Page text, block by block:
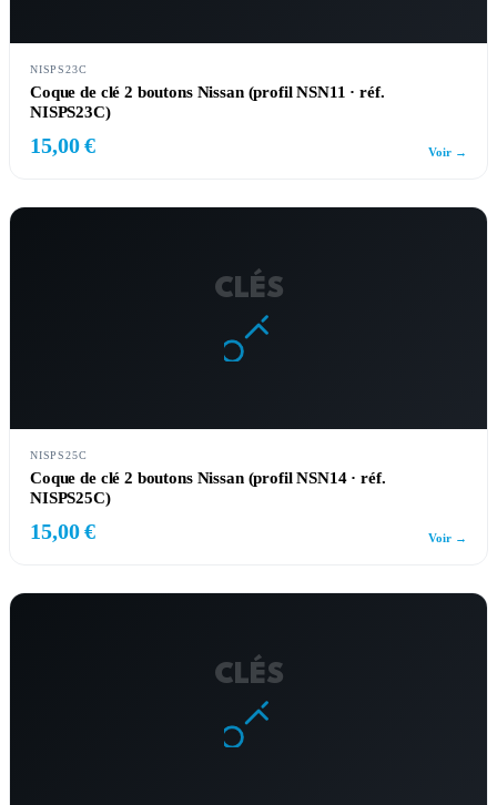
NISPS23C
Coque de clé 2 boutons Nissan (profil NSN11 · réf.
NISPS23C)
15,00 € Voir →
CLÉS
NISPS25C
Coque de clé 2 boutons Nissan (profil NSN14 · réf.
NISPS25C)
15,00 € Voir →
CLÉS